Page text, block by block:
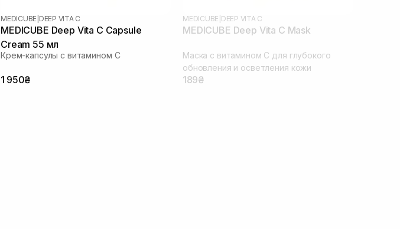
MEDICUBE DEEP VITA C
MEDICUBE Deep Vita C Capsule
Cream 55 мл
Крем-капсулы с витамином C
1 950₴
MEDICUBE DEEP VITA C
MEDICUBE Deep Vita C Mask
Маска с витамином С для глубокого
обновления и осветления кожи
189₴